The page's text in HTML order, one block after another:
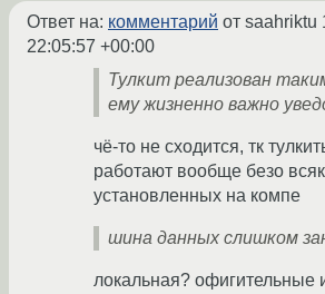
Ответ на: комментарий от saahriktu
22:05:57 +00:00
Тулкит реализован
ему жизненно важно
чё-то не сходится, тк
работают вообще безо
установленных на компе
шина данных слишком
локальная? офигительные